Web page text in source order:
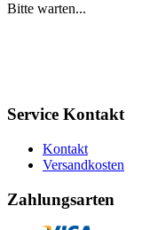
Bitte warten...
Service Kontakt
Kontakt
Versandkosten
Zahlungsarten